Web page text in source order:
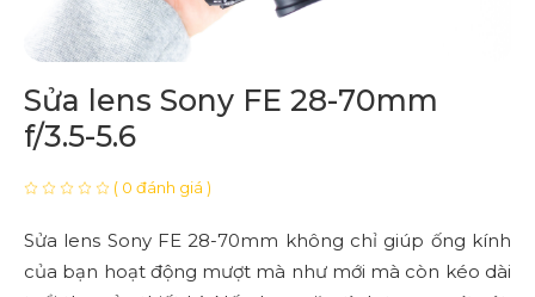
Sửa lens Sony FE 28-70mm
f/3.5-5.6
( 0 đánh giá )
Sửa lens Sony FE 28-70mm không chỉ giúp ống kính
của bạn hoạt động mượt mà như mới mà còn kéo dài